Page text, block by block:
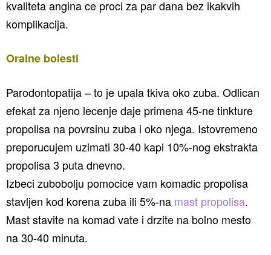
kvaliteta angina ce proci za par dana bez ikakvih
komplikacija.
Oralne bolesti
Parodontopatija – to je upala tkiva oko zuba. Odlican
efekat za njeno lecenje daje primena 45-ne tinkture
propolisa na povrsinu zuba i oko njega. Istovremeno
preporucujem uzimati 30-40 kapi 10%-nog ekstrakta
propolisa 3 puta dnevno.
Izbeci zubobolju pomocice vam komadic propolisa
stavljen kod korena zuba ili 5%-na mast propolisa.
Mast stavite na komad vate i drzite na bolno mesto
na 30-40 minuta.